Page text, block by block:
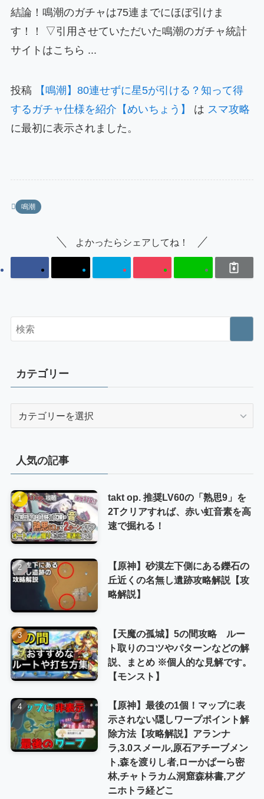
結論！鳴潮のガチャは75連までにほぼ引けま
す！！ ▽引用させていただいた鳴潮のガチャ統計
サイトはこちら ...
投稿
【鳴潮】80連せずに星5が引ける？知って得
するガチャ仕様を紹介【めいちょう】
は スマ攻略
に最初に表示されました。
鳴潮
よかったらシェアしてね！
カテゴリー
ー
人気の記事
takt op. 推奨LV60の「熟思9」を
2Tクリアすれば、赤い虹音素を高
速で掘れる！
【原神】砂漠左下側にある鑠石の
丘近くの名無し遺跡攻略解説【攻
略解説】
【天魔の孤城】5の間攻略 ルー
ト取りのコツやパターンなどの解
説、まとめ ※個人的な見解です。
【モンスト】
【原神】最後の1個！マップに表
示されない隠しワープポイント解
除方法【攻略解説】アランナ
ラ,3.0スメール,原石アチーブメン
ト,森を渡りし者,ローかぱーら密
林,チャトラカム洞窟森林書,アグ
ニホトラ経どこ